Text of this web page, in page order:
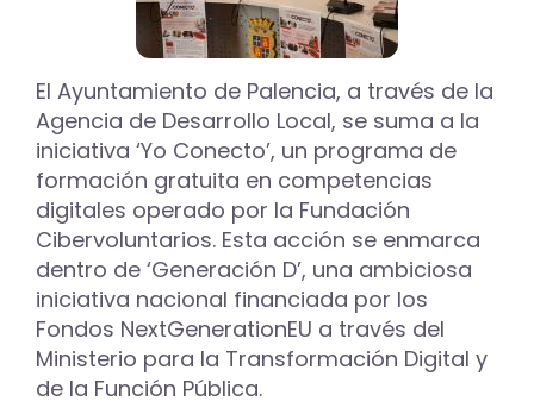
El Ayuntamiento de Palencia, a través de la
Agencia de Desarrollo Local, se suma a la
iniciativa ‘Yo Conecto’, un programa de
formación gratuita en competencias
digitales operado por la Fundación
Cibervoluntarios. Esta acción se enmarca
dentro de ‘Generación D’, una ambiciosa
iniciativa nacional financiada por los
Fondos NextGenerationEU a través del
Ministerio para la Transformación Digital y
de la Función Pública.